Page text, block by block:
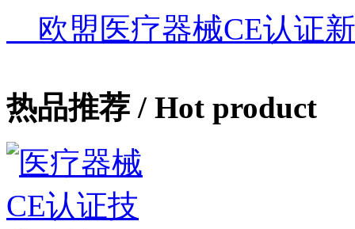
欧盟医疗器械CE认证
热品推荐 / Hot product